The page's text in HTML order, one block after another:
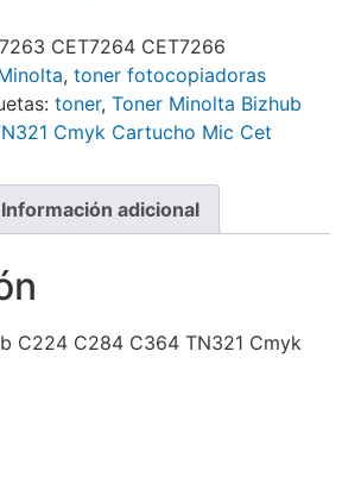
CET7264 CET7266
, toner fotocopiadoras
toner, Toner Minolta Bizhub
Cmyk Cartucho Mic Cet
Información adicional
C224 C284 C364 TN321 Cmyk